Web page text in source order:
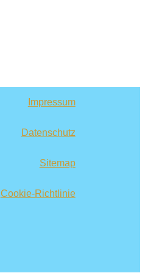
Impressum
Datenschutz
Sitemap
Cookie-Richtlinie